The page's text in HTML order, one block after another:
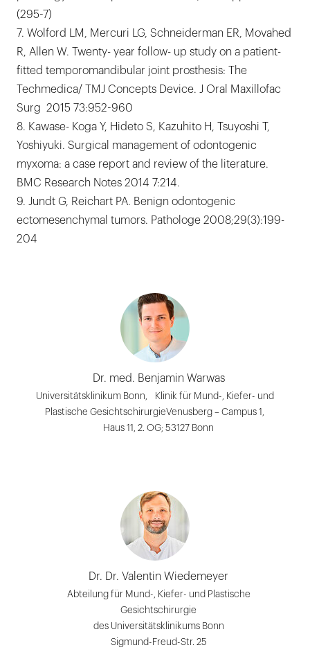
(295-7)
7. Wolford LM, Mercuri LG, Schneiderman ER, Movahed
R, Allen W. Twenty- year follow- up study on a patient-
fitted temporomandibular joint prosthesis: The
Techmedica/ TMJ Concepts Device. J Oral Maxillofac
Surg 2015 73:952-960
8. Kawase- Koga Y, Hideto S, Kazuhito H, Tsuyoshi T,
Yoshiyuki. Surgical management of odontogenic
myxoma: a case report and review of the literature.
BMC Research Notes 2014 7:214.
9. Jundt G, Reichart PA. Benign odontogenic
ectomesenchymal tumors. Pathologe 2008;29(3):199-
204
Dr. med. Benjamin Warwas
Universitätsklinikum Bonn, Klinik für Mund-, Kiefer- und
Plastische GesichtschirurgieVenusberg – Campus 1,
Haus 11, 2. OG; 53127 Bonn
Dr. Dr. Valentin Wiedemeyer
Abteilung für Mund-, Kiefer- und Plastische
Gesichtschirurgie
des Universitätsklinikums Bonn
Sigmund-Freud-Str. 25